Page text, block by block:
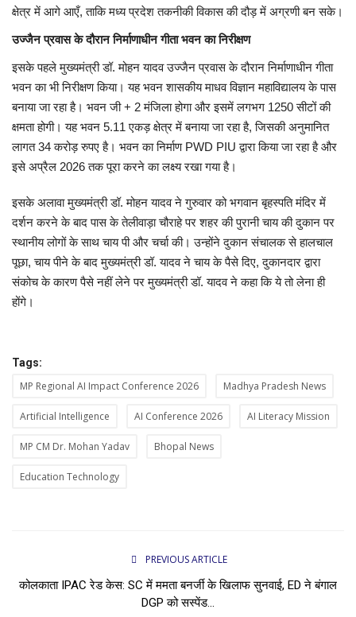
क्षेत्र में आगे आएँ, ताकि मध्य प्रदेश तकनीकी विकास की दौड़ में अग्रणी बन सके।
उज्जैन प्रवास के दौरान निर्माणाधीन गीता भवन का निरीक्षण
इसके पहले मुख्यमंत्री डॉ. मोहन यादव उज्जैन प्रवास के दौरान निर्माणाधीन गीता
भवन का भी निरीक्षण किया। यह भवन शासकीय माधव विज्ञान महाविद्यालय के पास
बनाया जा रहा है। भवन जी + 2 मंजिला होगा और इसमें लगभग 1250 सीटों की
क्षमता होगी। यह भवन 5.11 एकड़ क्षेत्र में बनाया जा रहा है, जिसकी अनुमानित
लागत 34 करोड़ रुपए है। भवन का निर्माण PWD PIU द्वारा किया जा रहा है और
इसे अप्रैल 2026 तक पूरा करने का लक्ष्य रखा गया है।
इसके अलावा मुख्यमंत्री डॉ. मोहन यादव ने गुरुवार को भगवान बृहस्पति मंदिर में
दर्शन करने के बाद पास के तेलीवाड़ा चौराहे पर शहर की पुरानी चाय की दुकान पर
स्थानीय लोगों के साथ चाय पी और चर्चा की। उन्होंने दुकान संचालक से हालचाल
पूछा, चाय पीने के बाद मुख्यमंत्री डॉ. यादव ने चाय के पैसे दिए, दुकानदार द्वारा
संकोच के कारण पैसे नहीं लेने पर मुख्यमंत्री डॉ. यादव ने कहा कि ये तो लेना ही
होंगे।
Tags:
MP Regional AI Impact Conference 2026 Madhya Pradesh News
Artificial Intelligence AI Conference 2026 AI Literacy Mission
MP CM Dr. Mohan Yadav Bhopal News
Education Technology
PREVIOUS ARTICLE
कोलकाता IPAC रेड केस: SC में ममता बनर्जी के खिलाफ सुनवाई, ED ने बंगाल
DGP को सस्पेंड...